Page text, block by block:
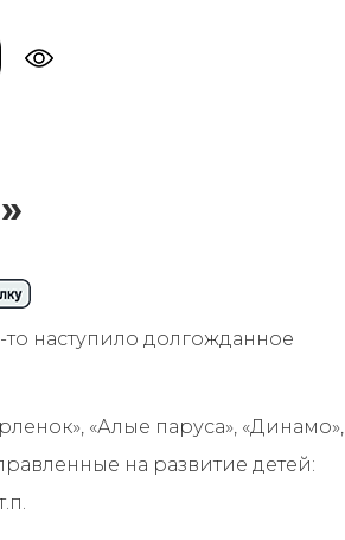
наступило долгожданное
«Алые паруса», «Динамо»,
на развитие детей: